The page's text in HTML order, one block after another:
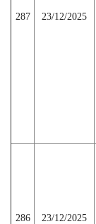
287 23/12/2025
286 23/12/2025